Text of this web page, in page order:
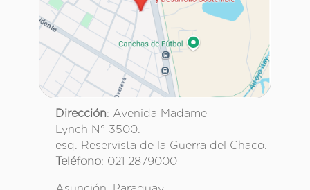
Dirección: Avenida Madame
Lynch N° 3500.
esq. Reservista de la Guerra del Chaco.
Teléfono: 021 2879000